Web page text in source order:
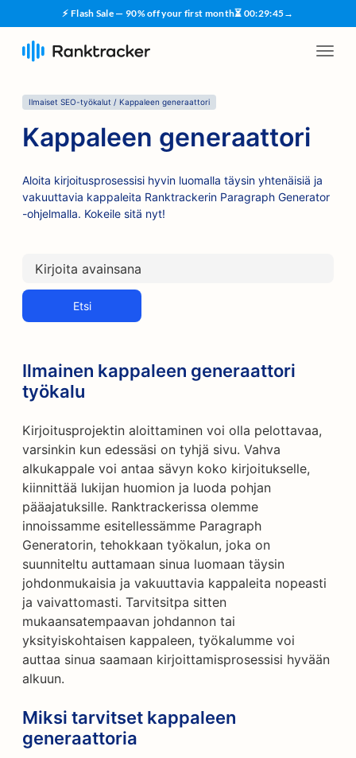
⚡ Flash Sale — 90% off your first month⏳ 00:29:45→
Ilmaiset SEO-työkalut / Kappaleen generaattori
Kappaleen generaattori
Aloita kirjoitusprosessisi hyvin luomalla täysin yhtenäisiä ja
vakuuttavia kappaleita Ranktrackerin Paragraph Generator
-ohjelmalla. Kokeile sitä nyt!
Etsi
Ilmainen kappaleen generaattori
työkalu
Kirjoitusprojektin aloittaminen voi olla pelottavaa,
varsinkin kun edessäsi on tyhjä sivu. Vahva
alkukappale voi antaa sävyn koko kirjoitukselle,
kiinnittää lukijan huomion ja luoda pohjan
pääajatuksille. Ranktrackerissa olemme
innoissamme esitellessämme Paragraph
Generatorin, tehokkaan työkalun, joka on
suunniteltu auttamaan sinua luomaan täysin
johdonmukaisia ja vakuuttavia kappaleita nopeasti
ja vaivattomasti. Tarvitsitpa sitten
mukaansatempaavan johdannon tai
yksityiskohtaisen kappaleen, työkalumme voi
auttaa sinua saamaan kirjoittamisprosessisi hyvään
alkuun.
Miksi tarvitset kappaleen
generaattoria